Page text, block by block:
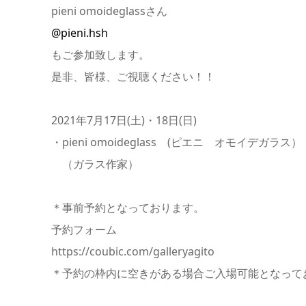
pieni omoideglassさん
@pieni.hsh
もご参加致します。
是非、皆様、ご視聴ください！！
2021年7月17日(土)・18日(日)
・pieni omoideglass (ピエニ オモイデガラス）
（ガラス作家）
＊事前予約となっております。
予約フォーム
https://coubic.com/galleryagito
＊予約の枠内に空きがある場合ご入場可能となって